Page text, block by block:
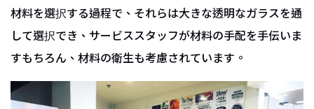
材料を選択する過程で、それらは大きな透明なガラスを通
して選択でき、サービススタッフが材料の手配を手伝いま
すもちろん、材料の衛生も考慮されています。